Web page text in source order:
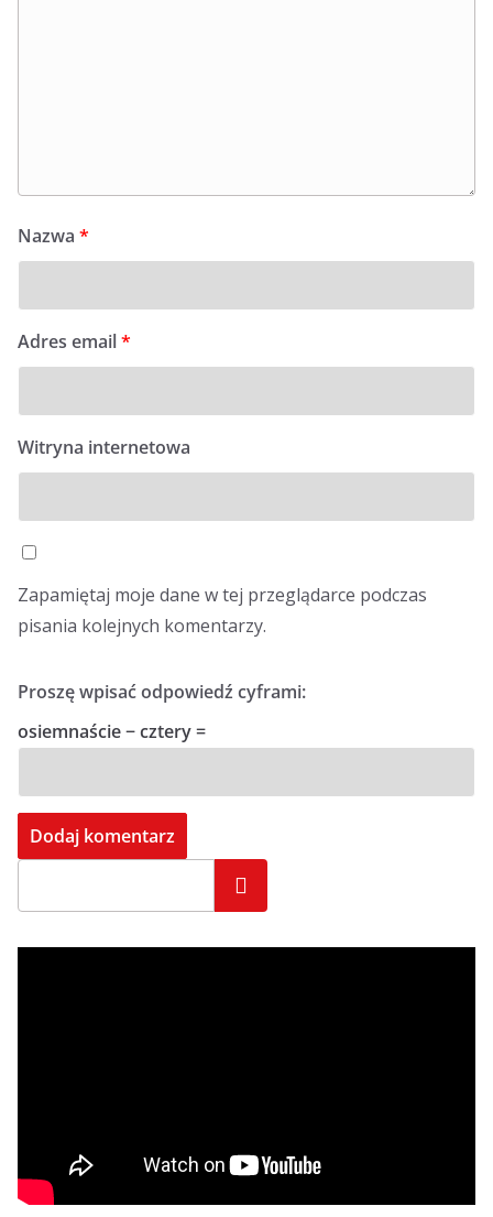
Nazwa *
Adres email*
Witryna internetowa
Zapamiętaj moje dane w tej przeglądarce podczas
pisania kolejnych komentarzy.
Proszę wpisać odpowiedź cyframi:
osiemnaście − cztery =
Szukaj